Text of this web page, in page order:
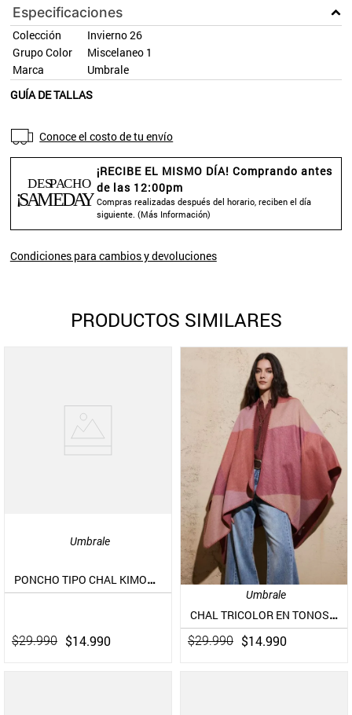
Especificaciones
Colección
Invierno 26
Grupo Color
Miscelaneo 1
Marca
Umbrale
GUÍA DE TALLAS
Conoce el costo de tu envío
¡RECIBE EL MISMO DÍA! Comprando antes
de las 12:00pm
Compras realizadas después del horario, reciben el día
siguiente. (Más Información)
Condiciones para cambios y devoluciones
PRODUCTOS SIMILARES
Umbrale
PONCHO TIPO CHAL KIMONO CON FLECOS
$29.990 $14.990
Umbrale
CHAL TRICOLOR EN TONOS CAFÉ Y ROSADO
$29.990 $14.990